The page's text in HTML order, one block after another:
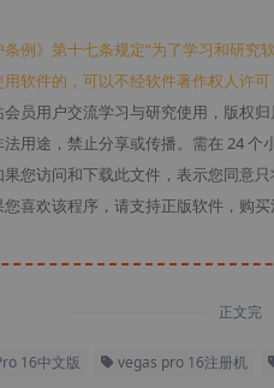
例》第十七条规定“为了学习和研究
软件的，可以不经软件著作权人许
员用户交流学习与研究使用，版权
用途，禁止分享或传播。需在 24
您访问和下载此文件，表示您同意
喜欢该程序，请支持正版软件，购买
正文完
16中文版 vegas pro 16注册机